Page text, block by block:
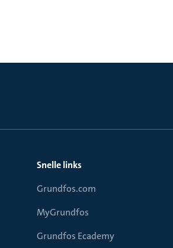
Snelle links
Grundfos.com
MyGrundfos
Grundfos Ecademy